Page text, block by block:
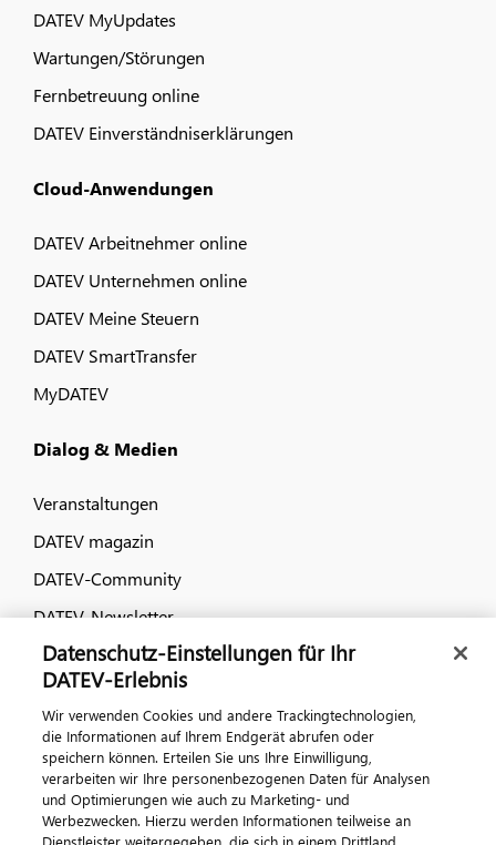
DATEV MyUpdates
Wartungen/Störungen
Fernbetreuung online
DATEV Einverständniserklärungen
Cloud-Anwendungen
DATEV Arbeitnehmer online
DATEV Unternehmen online
DATEV Meine Steuern
DATEV SmartTransfer
MyDATEV
Dialog & Medien
Veranstaltungen
DATEV magazin
DATEV-Community
DATEV-Newsletter
Kontaktieren Sie uns
Datenschutz-Einstellungen für Ihr
DATEV-Erlebnis
Wir verwenden Cookies und andere Trackingtechnologien,
die Informationen auf Ihrem Endgerät abrufen oder
speichern können. Erteilen Sie uns Ihre Einwilligung,
verarbeiten wir Ihre personenbezogenen Daten für Analysen
und Optimierungen wie auch zu Marketing- und
Werbezwecken. Hierzu werden Informationen teilweise an
Dienstleister weitergegeben, die sich in einem Drittland